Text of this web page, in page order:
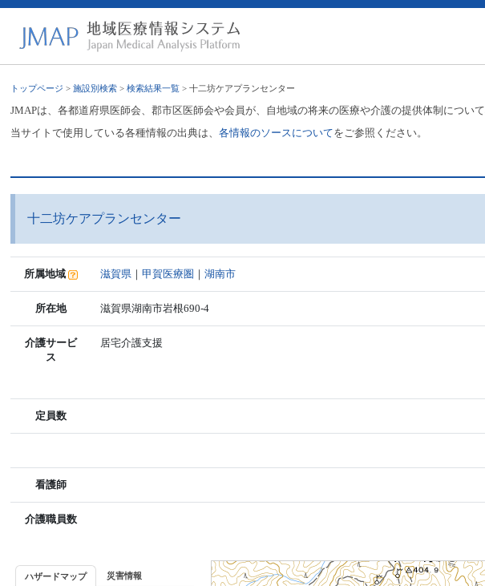
トップページ >施設別検索 >検索結果一覧 > 十二坊ケアプランセンター
JMAPは、各都道府県医師会、郡市区医師会や会員が、自地域の将来の医療や介護の提供体制につい
当サイトで使用している各種情報の出典は、各情報のソースについてをご参照ください。
十二坊ケアプランセンター
所属地域 滋賀県 ｜甲賀医療圏 ｜湖南市
所在地 滋賀県湖南市岩根690-4
介護サービ
ス
居宅介護支援
定員数
看護師
介護職員数
ハザードマップ 災害情報